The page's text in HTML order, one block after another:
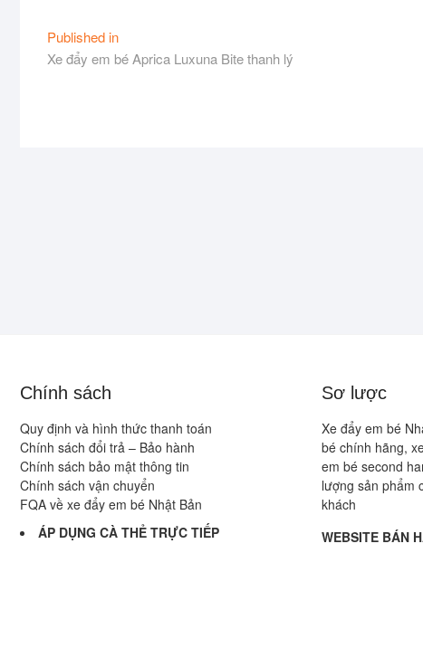
Điều
hướng
Published in
Xe đẩy em bé Aprica Luxuna Bite thanh lý
Chính sách
Quy định và hình thức thanh toán
Chính sách đổi trả – Bảo hành
Chính sách bảo mật thông tin
Chính sách vận chuyển
FQA về xe đẩy em bé Nhật Bản
ÁP DỤNG CÀ THẺ TRỰC TIẾP
Sơ lược
Xe đẩy em bé
bé chính hãng,
em bé second
lượng sản phẩm
khách
WEBSITE BÁN